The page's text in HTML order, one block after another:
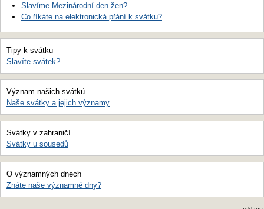
Slavíme Mezinárodní den žen?
Co říkáte na elektronická přání k svátku?
Tipy k svátku
Slavíte svátek?
Význam našich svátků
Naše svátky a jejich významy
Svátky v zahraničí
Svátky u sousedů
O významných dnech
Znáte naše významné dny?